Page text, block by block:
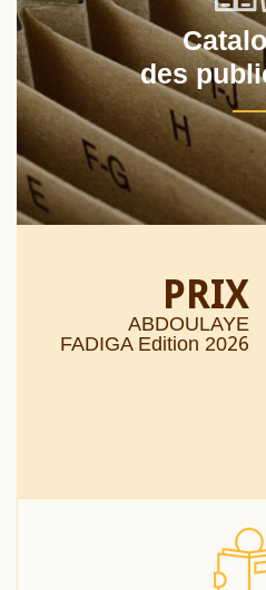
des
PRIX
ABDOULAYE
FADIGA Edition 2026